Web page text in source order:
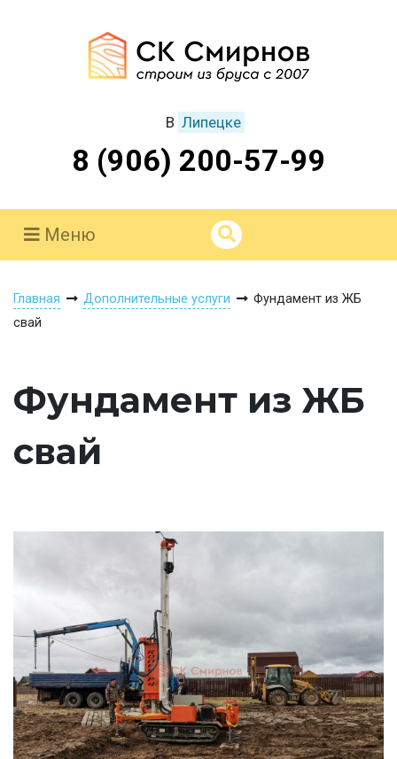
В Липецке
8 (906) 200-57-99
Меню
Главная Дополнительные услуги
Фундамент из ЖБ
свай
Фундамент из ЖБ
свай